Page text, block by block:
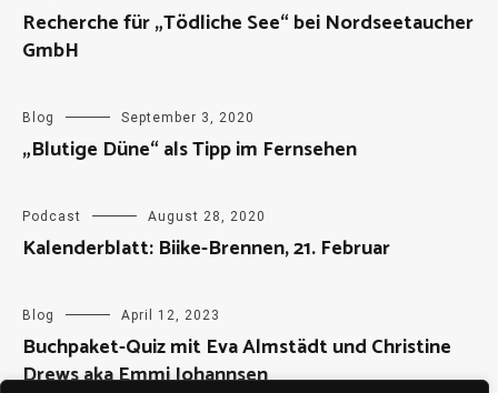
Recherche für „Tödliche See“ bei Nordseetaucher
GmbH
Blog September 3, 2020
„Blutige Düne“ als Tipp im Fernsehen
Podcast August 28, 2020
Kalenderblatt: Biike-Brennen, 21. Februar
Blog April 12, 2023
Buchpaket-Quiz mit Eva Almstädt und Christine
Drews aka Emmi Johannsen